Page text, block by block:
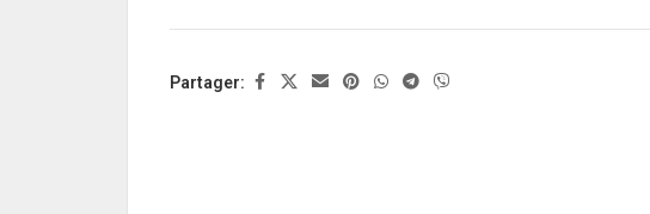
Partager: